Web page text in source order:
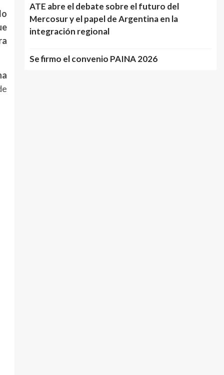
ATE abre el debate sobre el futuro del
Mercosur y el papel de Argentina en la
integración regional
Se firmo el convenio PAINA 2026